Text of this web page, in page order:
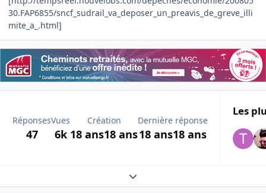
30.FAP6855/sncf_sudrail_va_deposer_un_preavis_de_greve_illi
mite_a_.html]
Réponses
47
Vues
6k
Création
18 ans18 ans
Dernière réponse
18 ans18 ans
Les
Expand topic overview